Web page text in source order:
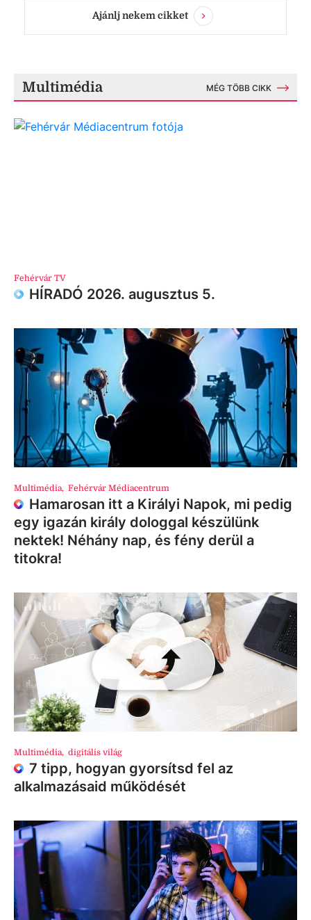
Ajánlj nekem cikket
Multimédia MÉG TÖBB CIKK
Fehérvár TV
HÍRADÓ 2026. augusztus 5.
Multimédia, Fehérvár Médiacentrum
Hamarosan itt a Királyi Napok, mi pedig
egy igazán király dologgal készülünk
nektek! Néhány nap, és fény derül a
titokra!
Multimédia, digitális világ
7 tipp, hogyan gyorsítsd fel az
alkalmazásaid működését